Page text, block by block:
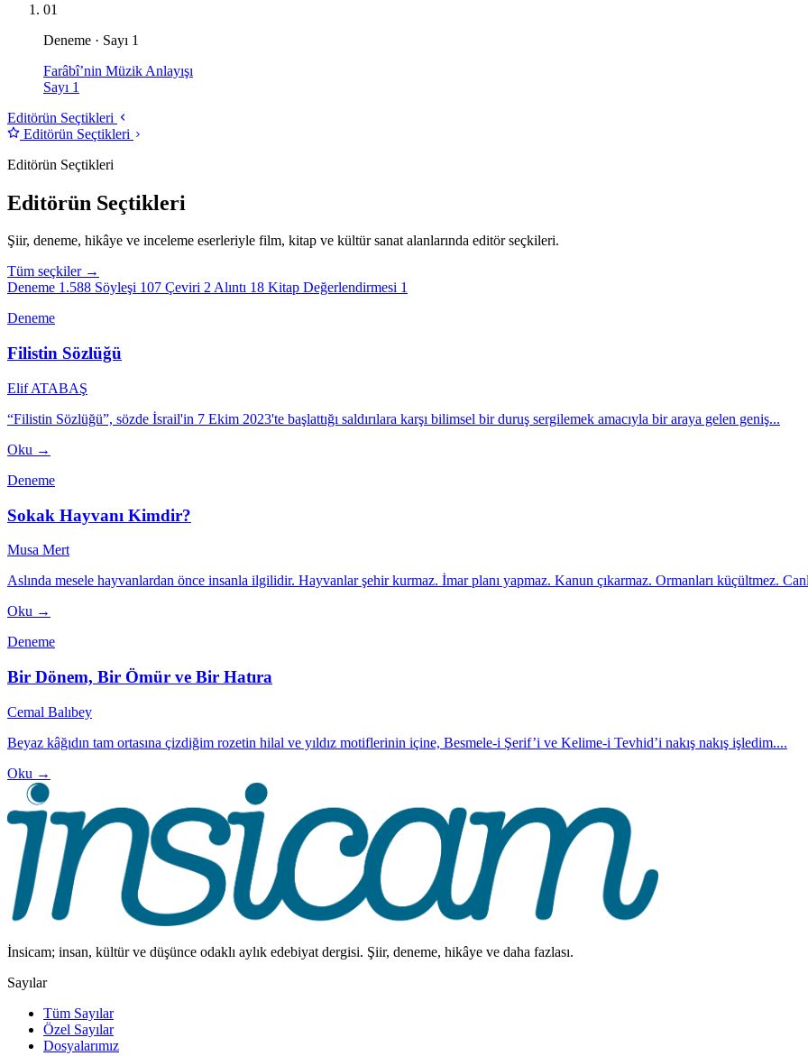
01
Deneme · Sayı 1
Farâbî’nin Müzik Anlayışı
Sayı 1
Editörün Seçtikleri
Editörün Seçtikleri
Editörün Seçtikleri
Editörün Seçtikleri
Şiir, deneme, hikâye ve inceleme eserleriyle film, kitap ve kültür sanat alanlarında editör seçkileri.
Tüm seçkiler →
Deneme 1.588 Söyleşi 107 Çeviri 2Alıntı 18 Kitap Değerlendirmesi 1
Deneme
Filistin Sözlüğü
Elif ATABAŞ
“Filistin Sözlüğü”, sözde İsrail'in 7 Ekim 2023'te başlattığı saldırılara karşı bilimsel bir duruş sergilemek amacıyla bir araya gelen geniş...
Oku →
Deneme
Sokak Hayvanı Kimdir?
Musa Mert
Aslında mesele hayvanlardan önce insanla ilgilidir. Hayvanlar şehir kurmaz. İmar planı yapmaz. Kanun çıkarmaz. Ormanları küçültmez.
Oku →
Deneme
Bir Dönem, Bir Ömür ve Bir Hatıra
Cemal Balıbey
Beyaz kâğıdın tam ortasına çizdiğim rozetin hilal ve yıldız motiflerinin içine, Besmele-i Şerif’i ve Kelime-i Tevhid’i nakış nakış işledim....
Oku →
İnsicam; insan, kültür ve düşünce odaklı aylık edebiyat dergisi. Şiir, deneme, hikâye ve daha fazlası.
Sayılar
Tüm Sayılar
Özel Sayılar
Dosyalarımız